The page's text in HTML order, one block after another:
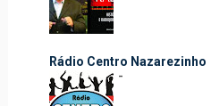
Rádio Centro Nazarezinho
-